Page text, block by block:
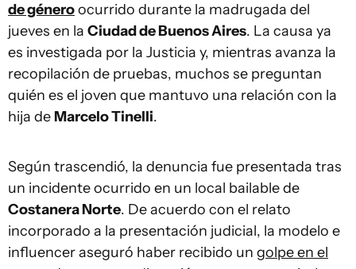
de géneroocurrido durante la madrugada del
jueves en la Ciudad de Buenos Aires. La causa ya
es investigada por la Justicia y, mientras avanza la
recopilación de pruebas, muchos se preguntan
quién es el joven que mantuvo una relación con la
hija de Marcelo Tinelli.
Según trascendió, la denuncia fue presentada tras
un incidente ocurrido en un local bailable de
Costanera Norte. De acuerdo con el relato
incorporado a la presentación judicial, la modelo e
influencer aseguró haber recibido un golpe en el